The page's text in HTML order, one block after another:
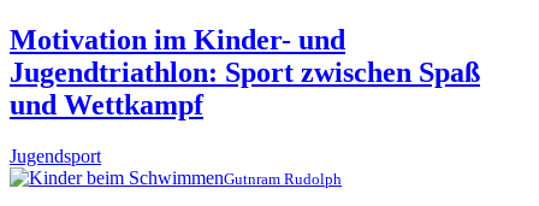
Motivation im Kinder- und
Jugendtriathlon: Sport zwischen Spaß
und Wettkampf
Jugendsport
Gutnram Rudolph